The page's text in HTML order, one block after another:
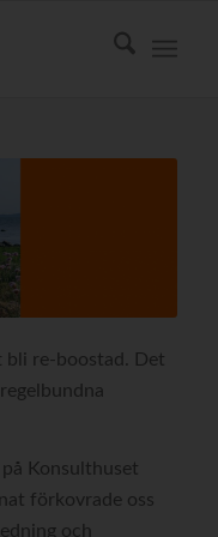
bli re-boostad. Det
Konsulthuset
förkovrade oss
och